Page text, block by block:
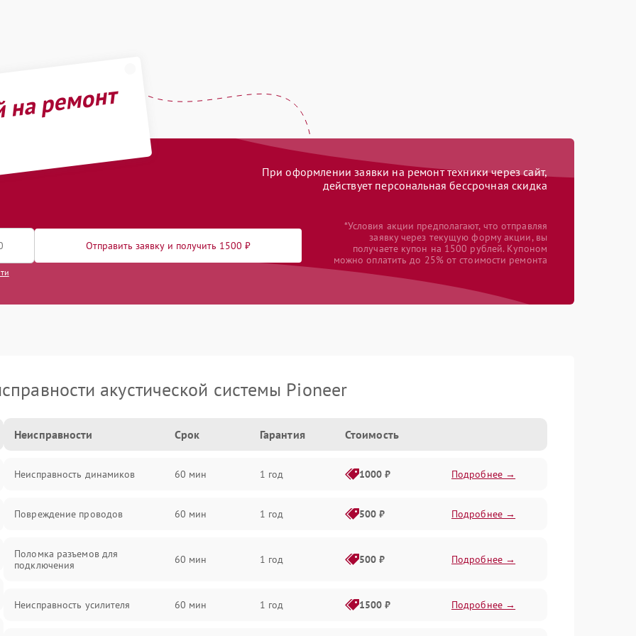
ремонт
При оформлении заявки на ремонт техники через сайт,
действует персональная бессрочная скидка
Отправить заявку и получить 1500 ₽
*Условия акции предполагают, что отправляя
заявку через текущую форму акции, вы
получаете купон на 1500 рублей. Купоном
можно оплатить до 25% от стоимости ремонта
акустической системы Pioneer
Неисправности Срок Гарантия Стоимость
Неисправность динамиков 60 мин 1 год 1000 ₽ Подробнее →
Повреждение проводов 60 мин 1 год 500 ₽ Подробнее →
Поломка разъемов для
подключения
60 мин 1 год 500 ₽ Подробнее →
Неисправность усилителя 60 мин 1 год 1500 ₽ Подробнее →